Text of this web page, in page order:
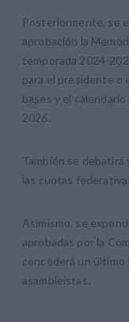
Posteriormente, se
aprobación la
temporada 2024-
para el presidente o
bases y el
2026.
También se debatirá
las cuotas
Asimismo, se
aprobadas por la
concederá un
asambleístas.